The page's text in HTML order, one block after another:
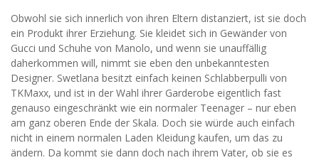
Obwohl sie sich innerlich von ihren Eltern distanziert, ist sie doch
ein Produkt ihrer Erziehung. Sie kleidet sich in Gewänder von
Gucci und Schuhe von Manolo, und wenn sie unauffällig
daherkommen will, nimmt sie eben den unbekanntesten
Designer. Swetlana besitzt einfach keinen Schlabberpulli von
TKMaxx, und ist in der Wahl ihrer Garderobe eigentlich fast
genauso eingeschränkt wie ein normaler Teenager – nur eben
am ganz oberen Ende der Skala. Doch sie würde auch einfach
nicht in einem normalen Laden Kleidung kaufen, um das zu
ändern. Da kommt sie dann doch nach ihrem Vater, ob sie es